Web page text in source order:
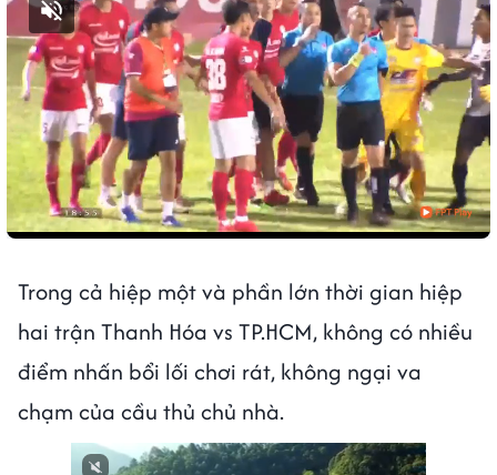
Bật tiếng
Trong cả hiệp một và phần lớn thời gian hiệp
hai trận Thanh Hóa vs TP.HCM, không có nhiều
điểm nhấn bổi lối chơi rát, không ngại va
chạm của cầu thủ chủ nhà.